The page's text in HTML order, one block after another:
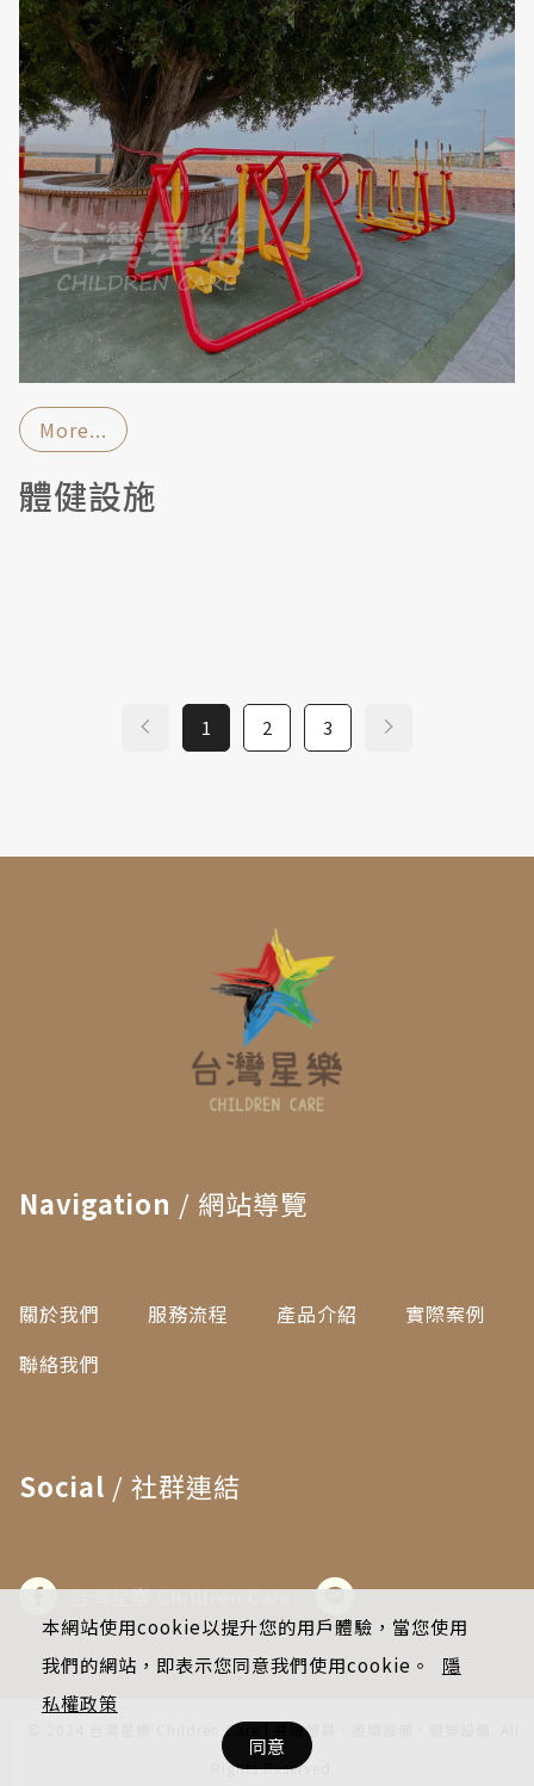
More...
體健設施
1 2 3
Navigation / 網站導覽
關於我們 服務流程 產品介紹
實際案例
聯絡我們
Social / 社群連結
台灣星樂 Children Care
© 2024 台灣星樂 Children Care | 共融遊具、遊樂設備、遊樂設備. All
Rights Reserved.
本網站使用cookie以提升您的用戶體驗，當您使用
我們的網站，即表示您同意我們使用cookie。
隱
私權政策
同意